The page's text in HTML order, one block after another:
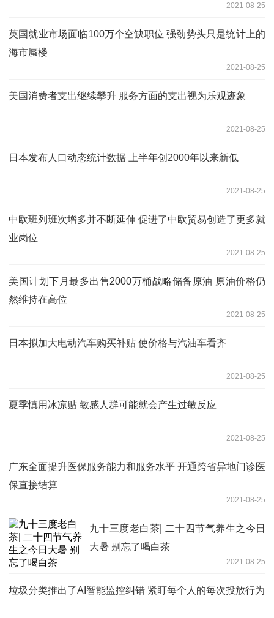
2021-08-25
英国就业市场面临100万个空缺职位 强劲势头只是统计上的
海市蜃楼
2021-08-25
美国消费者支出继续攀升 服务方面的支出视为乐观迹象
2021-08-25
日本发布人口动态统计数据 上半年创2000年以来新低
2021-08-25
中欧班列班次增多并不断延伸 促进了中欧贸易创造了更多就
业岗位
2021-08-25
美国计划下月最多出售2000万桶战略储备原油 原油价格仍
然维持在高位
2021-08-25
日本拟加大电动汽车购买补贴 使价格与汽油车看齐
2021-08-25
夏季慎用冰凉贴 敏感人群可能就会产生过敏反应
2021-08-25
广东全面提升医保服务能力和服务水平 开通跨省异地门诊医
保直接结算
2021-08-25
九十三度老白茶| 二十四节气养生之今日
大暑 别忘了喝白茶
2021-08-25
垃圾分类推出了AI智能监控纠错 紧盯每个人的每次投放行为